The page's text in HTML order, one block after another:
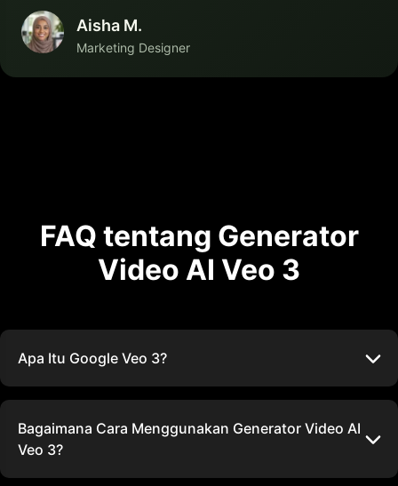
Aisha M.
Marketing Designer
FAQ tentang Generator
Video AI Veo 3
Apa Itu Google Veo 3?
Bagaimana Cara Menggunakan Generator Video AI
Veo 3?